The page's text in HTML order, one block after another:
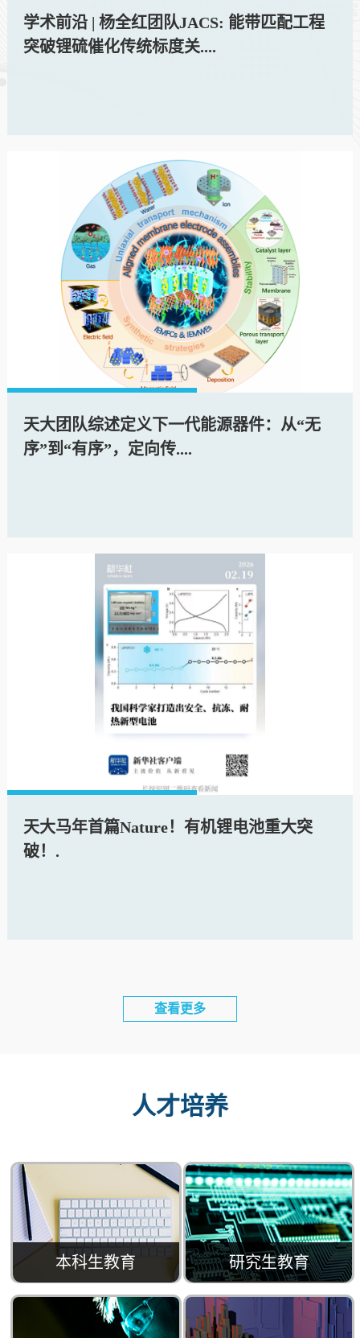
学术前沿 | 杨全红团队JACS: 能带匹配工程
突破锂硫催化传统标度关....
天大团队综述定义下一代能源器件：从“无
序”到“有序”，定向传....
天大马年首篇Nature！有机锂电池重大突
破！.
查看更多
人才培养
本科生教育 研究生教育